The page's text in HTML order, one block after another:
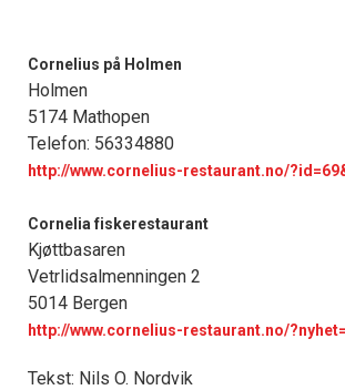
Cornelius på Holmen
Holmen
5174 Mathopen
Telefon: 56334880
http://www.cornelius-restaurant.no/
Cornelia fiskerestaurant
Kjøttbasaren
Vetrlidsalmenningen 2
5014 Bergen
http://www.cornelius-restaurant.no/
Tekst: Nils O. Nordvik